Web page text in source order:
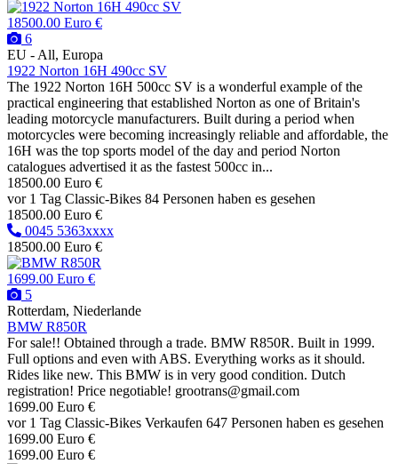
18500.00 Euro €
6
EU - All, Europa
1922 Norton 16H 490cc SV
The 1922 Norton 16H 500cc SV is a wonderful example of the
practical engineering that established Norton as one of Britain's
leading motorcycle manufacturers. Built during a period when
motorcycles were becoming increasingly reliable and affordable, the
16H was the top sports model of the day and period Norton
catalogues advertised it as the fastest 500cc in...
18500.00 Euro €
vor 1 Tag Classic-Bikes 84 Personen haben es gesehen
18500.00 Euro €
0045 5363xxxx
18500.00 Euro €
1699.00 Euro €
5
Rotterdam, Niederlande
BMW R850R
For sale!! Obtained through a trade. BMW R850R. Built in 1999.
Full options and even with ABS. Everything works as it should.
Rides like new. This BMW is in very good condition. Dutch
registration! Price negotiable! grootrans@gmail.com
1699.00 Euro €
vor 1 Tag Classic-Bikes Verkaufen 647 Personen haben es gesehen
1699.00 Euro €
1699.00 Euro €